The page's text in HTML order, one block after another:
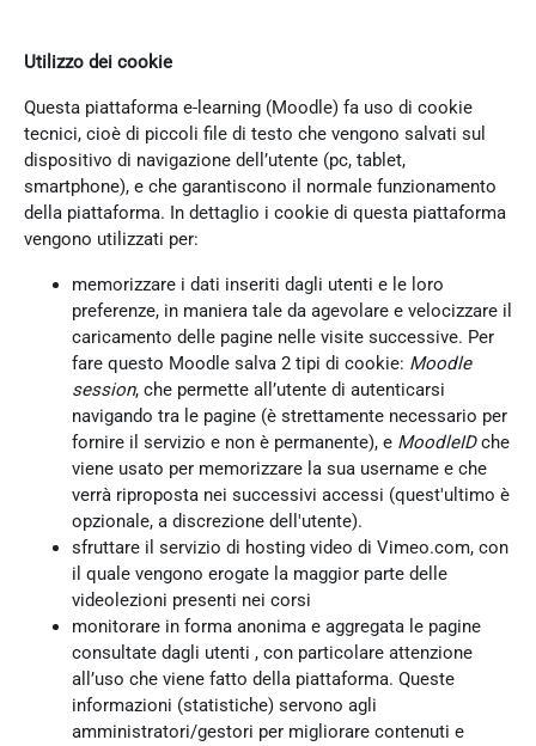
Utilizzo dei cookie
Questa piattaforma e-learning (Moodle) fa uso di cookie
tecnici, cioè di piccoli file di testo che vengono salvati sul
dispositivo di navigazione dell’utente (pc, tablet,
smartphone), e che garantiscono il normale funzionamento
della piattaforma. In dettaglio i cookie di questa piattaforma
vengono utilizzati per:
memorizzare i dati inseriti dagli utenti e le loro
preferenze, in maniera tale da agevolare e velocizzare il
caricamento delle pagine nelle visite successive. Per
fare questo Moodle salva 2 tipi di cookie: Moodle
session, che permette all’utente di autenticarsi
navigando tra le pagine (è strettamente necessario per
fornire il servizio e non è permanente), e MoodleIDche
viene usato per memorizzare la sua username e che
verrà riproposta nei successivi accessi (quest'ultimo è
opzionale, a discrezione dell'utente).
sfruttare il servizio di hosting video di Vimeo.com, con
il quale vengono erogate la maggior parte delle
videolezioni presenti nei corsi
monitorare in forma anonima e aggregata le pagine
consultate dagli utenti , con particolare attenzione
all’uso che viene fatto della piattaforma. Queste
informazioni (statistiche) servono agli
amministratori/gestori per migliorare contenuti e